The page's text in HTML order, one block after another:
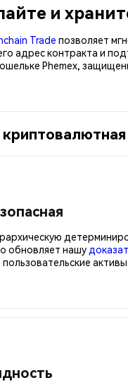
и
Trade позволяет
адрес контракта и
Phemex,
обновляет нашу